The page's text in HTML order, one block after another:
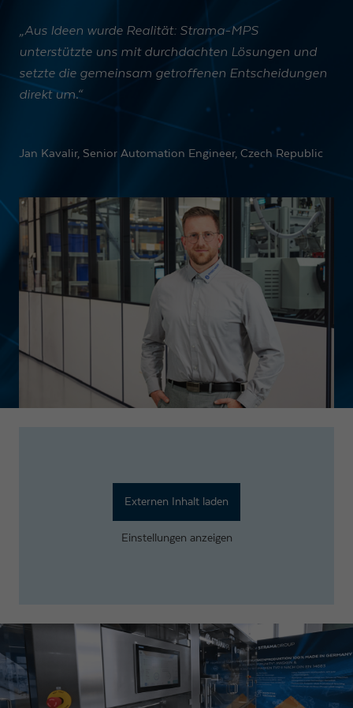
„Aus Ideen wurde Realität: Strama-MPS
unterstützte uns mit durchdachten Lösungen und
setzte die gemeinsam getroffenen Entscheidungen
direkt um.“
Jan Kavalir, Senior Automation Engineer, Czech Republic
Externen Inhalt laden
Einstellungen anzeigen